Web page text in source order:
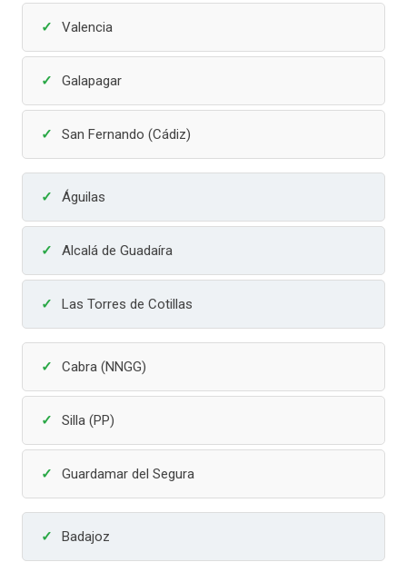
Valencia
Galapagar
San Fernando (Cádiz)
Águilas
Alcalá de Guadaíra
Las Torres de Cotillas
Cabra (NNGG)
Silla (PP)
Guardamar del Segura
Badajoz